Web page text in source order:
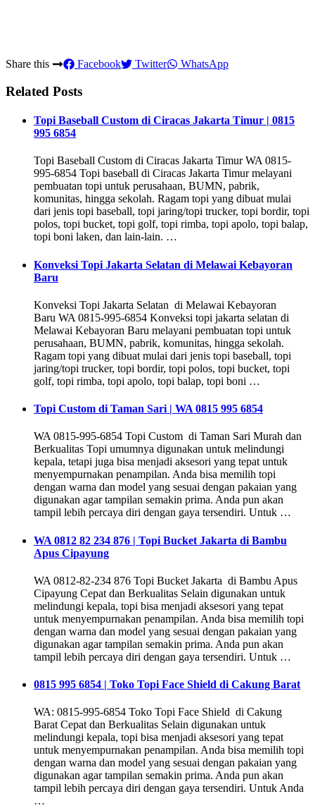
Share this Facebook Twitter WhatsApp
Related Posts
Topi Baseball Custom di Ciracas Jakarta Timur | 0815
995 6854
Topi Baseball Custom di Ciracas Jakarta Timur WA 0815-
995-6854 Topi baseball di Ciracas Jakarta Timur melayani
pembuatan topi untuk perusahaan, BUMN, pabrik,
komunitas, hingga sekolah. Ragam topi yang dibuat mulai
dari jenis topi baseball, topi jaring/topi trucker, topi bordir, topi
polos, topi bucket, topi golf, topi rimba, topi apolo, topi balap,
topi boni laken, dan lain-lain. …
Konveksi Topi Jakarta Selatan di Melawai Kebayoran
Baru
Konveksi Topi Jakarta Selatan di Melawai Kebayoran
Baru WA 0815-995-6854 Konveksi topi jakarta selatan di
Melawai Kebayoran Baru melayani pembuatan topi untuk
perusahaan, BUMN, pabrik, komunitas, hingga sekolah.
Ragam topi yang dibuat mulai dari jenis topi baseball, topi
jaring/topi trucker, topi bordir, topi polos, topi bucket, topi
golf, topi rimba, topi apolo, topi balap, topi boni …
Topi Custom di Taman Sari | WA 0815 995 6854
WA 0815-995-6854 Topi Custom di Taman Sari Murah dan
Berkualitas Topi umumnya digunakan untuk melindungi
kepala, tetapi juga bisa menjadi aksesori yang tepat untuk
menyempurnakan penampilan. Anda bisa memilih topi
dengan warna dan model yang sesuai dengan pakaian yang
digunakan agar tampilan semakin prima. Anda pun akan
tampil lebih percaya diri dengan gaya tersendiri. Untuk …
WA 0812 82 234 876 | Topi Bucket Jakarta di Bambu
Apus Cipayung
WA 0812-82-234 876 Topi Bucket Jakarta di Bambu Apus
Cipayung Cepat dan Berkualitas Selain digunakan untuk
melindungi kepala, topi bisa menjadi aksesori yang tepat
untuk menyempurnakan penampilan. Anda bisa memilih topi
dengan warna dan model yang sesuai dengan pakaian yang
digunakan agar tampilan semakin prima. Anda pun akan
tampil lebih percaya diri dengan gaya tersendiri. Untuk …
0815 995 6854 | Toko Topi Face Shield di Cakung Barat
WA: 0815-995-6854 Toko Topi Face Shield di Cakung
Barat Cepat dan Berkualitas Selain digunakan untuk
melindungi kepala, topi bisa menjadi aksesori yang tepat
untuk menyempurnakan penampilan. Anda bisa memilih topi
dengan warna dan model yang sesuai dengan pakaian yang
digunakan agar tampilan semakin prima. Anda pun akan
tampil lebih percaya diri dengan gaya tersendiri. Untuk Anda
…